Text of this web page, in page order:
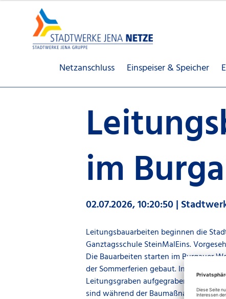
Netzanschluss Einspeiser & Speicher
im
02.07.2026, 10:20:50 |
Leitungsbauarbeiten beginnen die
Ganztagsschule SteinMalEins.
Die Bauarbeiten starten im Burgauer
der Sommerferien gebaut. In der
Leitungsgraben aufgegraben wird. Für
sind während der Baumaßnahme nur